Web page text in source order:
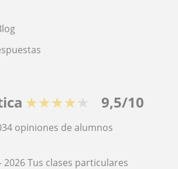
★★★★★ 9,5/10
opiniones de alumnos
2026 Tus clases particulares